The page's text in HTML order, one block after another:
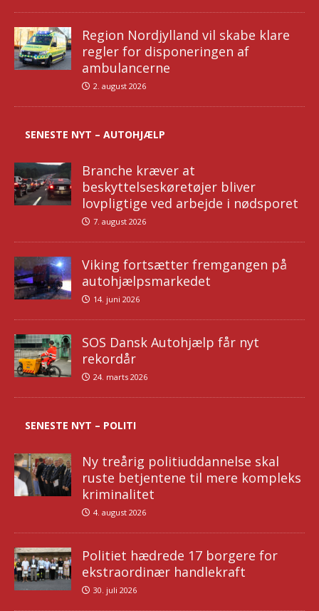
Region Nordjylland vil skabe klare
regler for disponeringen af
ambulancerne
2. august 2026
SENESTE NYT – AUTOHJÆLP
Branche kræver at
beskyttelseskøretøjer bliver
lovpligtige ved arbejde i nødsporet
7. august 2026
Viking fortsætter fremgangen på
autohjælpsmarkedet
14. juni 2026
SOS Dansk Autohjælp får nyt
rekordår
24. marts 2026
SENESTE NYT – POLITI
Ny treårig politiuddannelse skal
ruste betjentene til mere kompleks
kriminalitet
4. august 2026
Politiet hædrede 17 borgere for
ekstraordinær handlekraft
30. juli 2026